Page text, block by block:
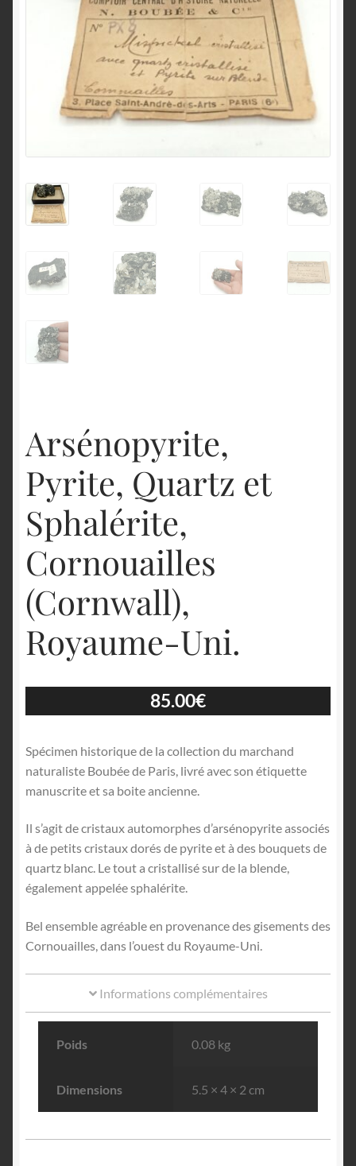
Arsénopyrite,
Pyrite, Quartz et
Sphalérite,
Cornouailles
(Cornwall),
Royaume-Uni.
85.00€
Spécimen historique de la collection du marchand
naturaliste Boubée de Paris, livré avec son étiquette
manuscrite et sa boite ancienne.
Il s’agit de cristaux automorphes d’arsénopyrite associés
à de petits cristaux dorés de pyrite et à des bouquets de
quartz blanc. Le tout a cristallisé sur de la blende,
également appelée sphalérite.
Bel ensemble agréable en provenance des gisements des
Cornouailles, dans l’ouest du Royaume-Uni.
Informations complémentaires
Poids 0.08 kg
Dimensions 5.5 × 4 × 2 cm